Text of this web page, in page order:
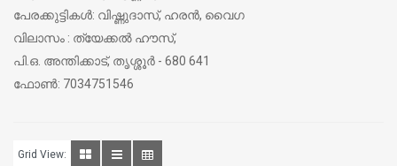
പേരക്കുട്ടികള്‍: വിഷ്ണുദാസ്, ഹരന്‍, വൈഗ
വിലാസം : ത്യേക്കല്‍ ഹൗസ്,
പി.ഒ. അന്തിക്കാട്, തൃശ്ശൂര്‍ - 680 641
ഫോണ്‍: 7034751546
Grid View: